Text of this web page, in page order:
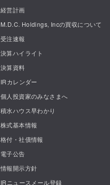
経営計画
M.D.C. Holdings, Incの買収について
受注速報
決算ハイライト
決算資料
IRカレンダー
個人投資家のみなさまへ
積水ハウス早わかり
株式基本情報
格付・社債情報
電子公告
情報開示方針
IRニュースメール登録